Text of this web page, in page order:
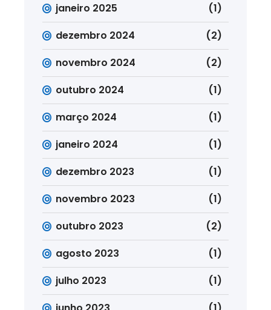
janeiro 2025
(1)
dezembro 2024
(2)
novembro 2024
(2)
outubro 2024
(1)
março 2024
(1)
janeiro 2024
(1)
dezembro 2023
(1)
novembro 2023
(1)
outubro 2023
(2)
agosto 2023
(1)
julho 2023
(1)